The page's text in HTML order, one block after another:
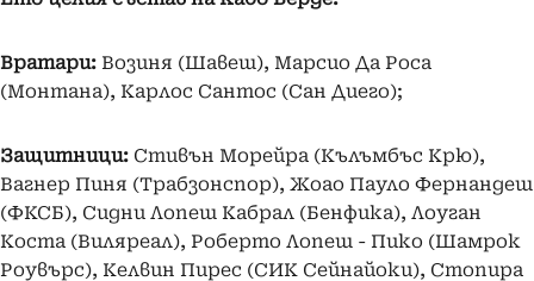
Вратари: Возиня (Шавеш), Марсио Да Роса
(Монтана), Карлос Сантос (Сан Диего);
Защитници: Стивън Морейра (Кълъмбъс Крю),
Вагнер Пиня (Трабзонспор), Жоао Пауло Фернандеш
(ФКСБ), Сидни Лопеш Кабрал (Бенфика), Лоуган
Коста (Виляреал), Роберто Лопеш - Пико (Шамрок
Роувърс), Келвин Пирес (СИК Сейнайоки), Стопира